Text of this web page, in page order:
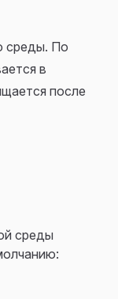
среды. По
в
после
среды